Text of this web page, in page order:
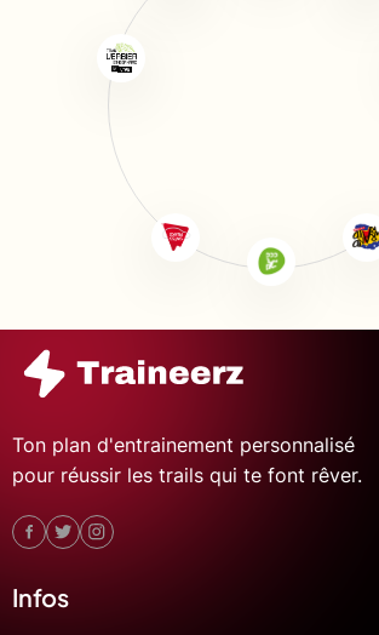
Ton plan d'entrainement personnalisé
pour réussir les trails qui te font rêver.
Infos